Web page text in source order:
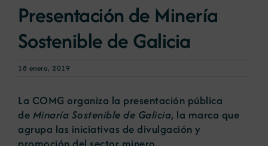
Presentación de Minería
Sostenible de Galicia
18 enero, 2019
La COMG organiza la presentación pública
de Minaría Sostenible de Galicia, la marca que
agrupa las iniciativas de divulgación y